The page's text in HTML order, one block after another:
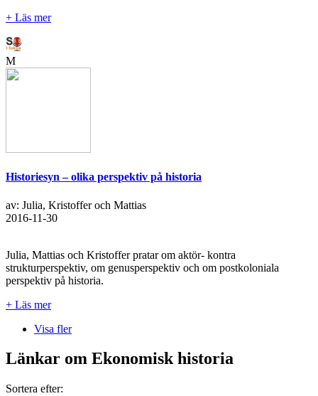
+ Läs mer
M
Historiesyn – olika perspektiv på historia
av: Julia, Kristoffer och Mattias
2016-11-30
Julia, Mattias och Kristoffer pratar om aktör- kontra
strukturperspektiv, om genusperspektiv och om postkoloniala
perspektiv på historia.
+ Läs mer
Visa fler
Länkar om Ekonomisk historia
Sortera efter: